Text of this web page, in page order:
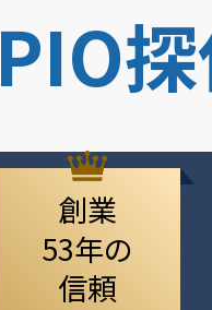
PIO
創業
53年の
信頼